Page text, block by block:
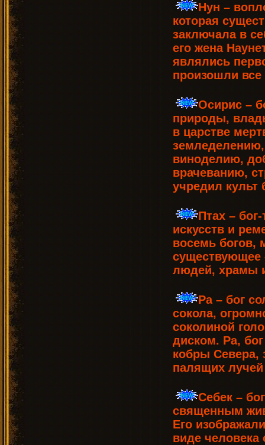
Нун –
которая
заключала в
его жена
являлись
произошли все
Осирис –
природы,
в царстве
земледелению,
виноделию,
врачеванию,
учредил культ
Птах –
искусств и
восемь богов,
существующее
людей, храмы
Ра – бог
сокола,
соколиной
диском. Ра,
кобры
палящих
Себек –
священным
Его
виде человека